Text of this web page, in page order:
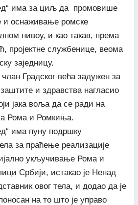
има за циљ да промовише
оснаживање ромске
нивоу, и као такав, према
пројектне службенице, веома
заједницу.
Градског већа задужен за
и здравства нагласио
јака воља да се ради на
Рома и Ромкиња.
има пуну подршку
за праћење реализације
укључивање Рома и
Србији, истакао је Ненад
овог тела, и додао да је
на то што је управо